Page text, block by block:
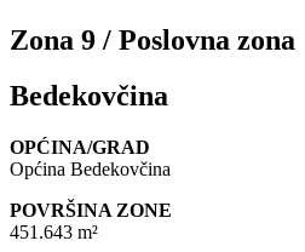
Zona 9 / Poslovna zona
Bedekovčina
OPĆINA/GRAD
Općina Bedekovčina
POVRŠINA ZONE
451.643 m²